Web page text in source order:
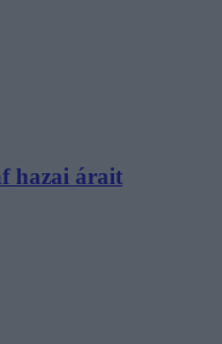
hazai árait